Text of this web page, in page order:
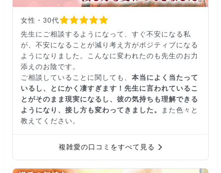
女性・30代
先生にご相談するようになって、すぐ不安になる私
が、不安になることが減り考え方がポジティブになる
ようになりました。こんなに変われたのも先生のお力
添えのお陰です。
ご相談していることに関しても、 本当によく当たって
いるし、とにかく凄すぎます！先生に言われているこ
とがそのまま現実になるし、彼の気持ちも理解できる
ようになり、接し方も変わってきました。
また色々と
教えてください。
複雑愛の口コミをすべて見る